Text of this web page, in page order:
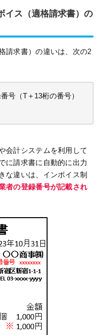
イス（適格請求書）の
請求書）の違いは、次の2
号（T＋13桁の番号）
会計システムを利用して
に請求書に自動的に出力
な違いは、インボイス制
者の登録番号が記載され